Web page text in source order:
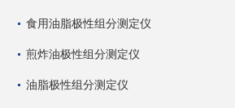
食用油脂极性组分测定仪
煎炸油极性组分测定仪
油脂极性组分测定仪